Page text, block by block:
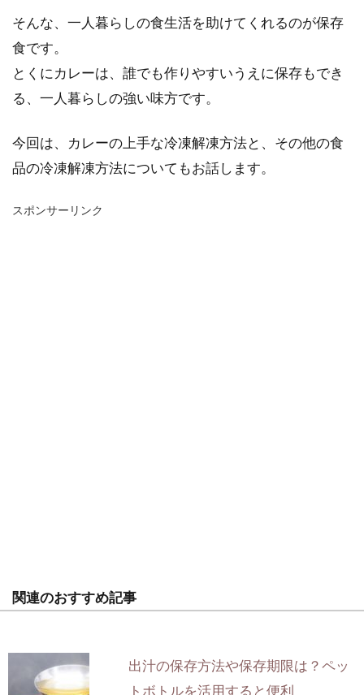
そんな、一人暮らしの食生活を助けてくれるのが保存
食です。
とくにカレーは、誰でも作りやすいうえに保存もでき
る、一人暮らしの強い味方です。
今回は、カレーの上手な冷凍解凍方法と、その他の食
品の冷凍解凍方法についてもお話します。
スポンサーリンク
関連のおすすめ記事
出汁の保存方法や保存期限は？ペッ
トボトルを活用すると便利